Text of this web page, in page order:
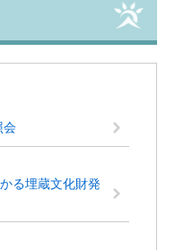
会
る埋蔵文化財発